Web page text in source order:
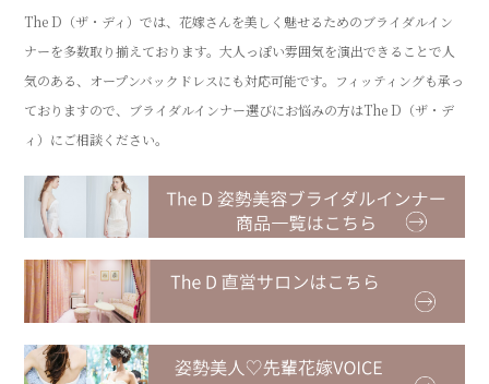
The D（ザ・ディ）では、花嫁さんを美しく魅せるためのブライダルイン
ナーを多数取り揃えております。大人っぽい雰囲気を演出できることで人
気のある、オープンバックドレスにも対応可能です。フィッティングも承っ
ておりますので、ブライダルインナー選びにお悩みの方はThe D（ザ・デ
ィ）にご相談ください。